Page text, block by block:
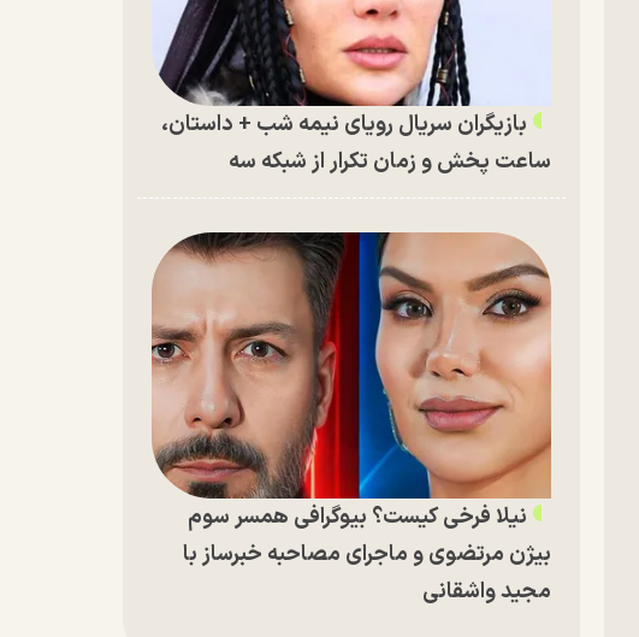
بازیگران سریال رویای نیمه شب + داستان،
ساعت پخش و زمان تکرار از شبکه سه
نیلا فرخی کیست؟ بیوگرافی همسر سوم
بیژن مرتضوی و ماجرای مصاحبه خبرساز با
مجید واشقانی